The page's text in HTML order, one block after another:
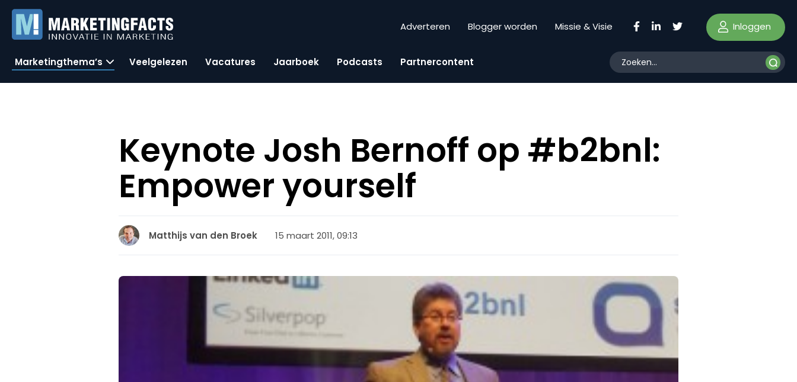
Adverteren Blogger worden Missie & Visie Inloggen
Marketingthema’s Veelgelezen Vacatures Jaarboek Podcasts Partnercontent
Keynote Josh Bernoff op #b2bnl:
Empower yourself
Matthijs van den Broek 15 maart 2011, 09:13